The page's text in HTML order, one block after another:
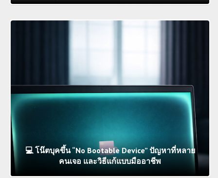
💻 โน๊ตบุคขึ้น “No Bootable Device” ปัญหาที่หลาย
คนเจอ และวิธีแก้แบบมืออาชีพ